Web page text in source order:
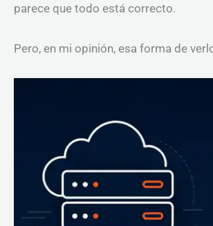
parece que todo está correcto.
Pero, en mi opinión, esa forma de